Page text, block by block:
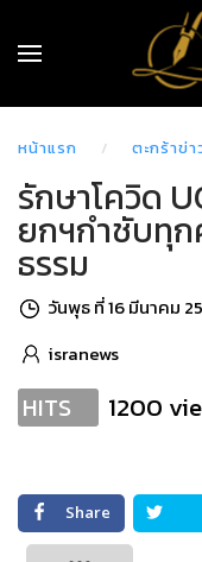
หน้าแรก ตะกร้าข่า
รักษาโควิด
ยกฯกำชับทุก
ธรรม
วันพุธ ที่ 16 มีนาคม
isranews
HITS 1200
Share